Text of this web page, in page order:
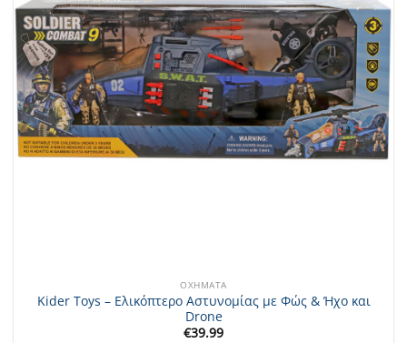
ΟΧΉΜΑΤΑ
Kider Toys – Ελικόπτερο Αστυνομίας με Φώς & Ήχο και
Drone
€39.99